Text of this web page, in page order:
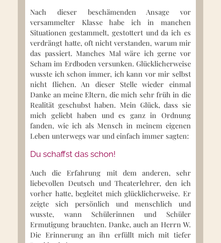
Nach dieser beschämenden Ansage vor
versammelter Klasse habe ich in manchen
Situationen gestammelt, gestottert und da ich es
verdrängt hatte, oft nicht verstanden, warum mir
das passiert. Manches Mal wäre ich gerne vor
Scham im Erdboden versunken. Glücklicherweise
wusste ich schon immer, ich kann vor mir selbst
nicht fliehen. An dieser Stelle wieder einmal
Danke an meine Eltern, die mich sehr früh in die
Realität geschubst haben. Mein Glück, dass sie
mich geliebt haben und es ganz in Ordnung
fanden, wie ich als Mensch in meinem eigenen
Leben unterwegs war und einfach immer sagten:
Du schaffst das schon!
Auch die Erfahrung mit dem anderen, sehr
liebevollen Deutsch und Theaterlehrer, den ich
vorher hatte, begleitet mich glücklicherweise. Er
zeigte sich persönlich und menschlich und
wusste, wann Schülerinnen und Schüler
Ermutigung brauchten. Danke, auch an Herrn W.
Die Erinnerung an ihn erfüllt mich mit tiefer